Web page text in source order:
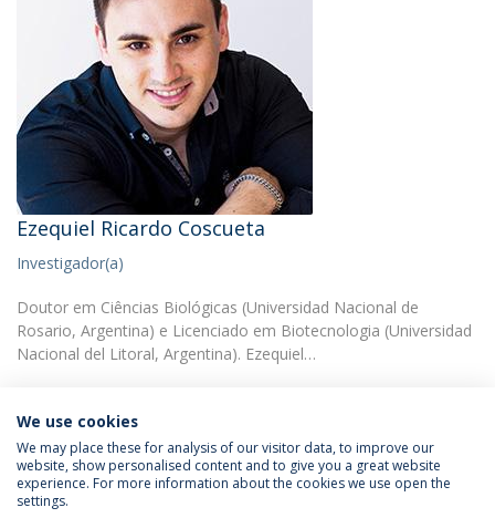
Ezequiel Ricardo Coscueta
Investigador(a)
Doutor em Ciências Biológicas (Universidad Nacional de
Rosario, Argentina) e Licenciado em Biotecnologia (Universidad
Nacional del Litoral, Argentina). Ezequiel…
Política de Privacidade
Termos & Condições
We use cookies
We may place these for analysis of our visitor data, to improve our
website, show personalised content and to give you a great website
experience. For more information about the cookies we use open the
settings.